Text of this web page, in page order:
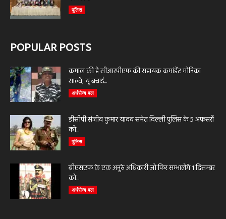
पुलिस
POPULAR POSTS
कमाल की है सीआरपीएफ की सहायक कमांडेंट मोनिका
साल्वे, यूं बचाई...
अर्धसैन्य बल
डीसीपी संजीव कुमार यादव समेत दिल्ली पुलिस के 5 अफसरों
को...
पुलिस
बीएसएफ के एक अनूठे अधिकारी जो फिर सम्भालेंगे 1 दिसम्बर
को...
अर्धसैन्य बल